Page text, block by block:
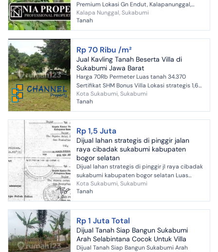
Premium Lokasi Gn Endut, Kalapanunggal,
Sukabumi Luas tanah kuranglebih 3.4 hektar.
Dengan pemandangan yg ca...
Kalapa Nunggal, Sukabumi
Tanah
Rp 70 Ribu /m²
Jual Kavling Tanah Beserta Villa di
Sukabumi Jawa Barat
Harga 70Rb Permeter Luas tanah 34.370
Sertifikat SHM Bonus Villa Lokasi strategis 1,6
KM ke Jl. Nasional 17 KM ke Tol Bocimi 11 KM ke
Pelabuhan Ra...
Kota Sukabumi, Sukabumi
Tanah
Rp 1,5 Juta
Dijual lahan strategis di pinggir jalan
raya cibadak sukabumi kabupaten
bogor selatan
Dijual lahan strategis di pinggir jl raya cibadak
sukabumi kabupaten bogor selatan Luas
tanah 8280 m2 SHM 1 sertifikat 4 ahli waris
Luas banguna...
Kota Sukabumi, Sukabumi
Tanah
Rp 1 Juta Total
Dijual Tanah Siap Bangun Sukabumi
Arah Selabintana Cocok Untuk Villa
Dijual Tanah Siap Bangun Sukabumi Arah